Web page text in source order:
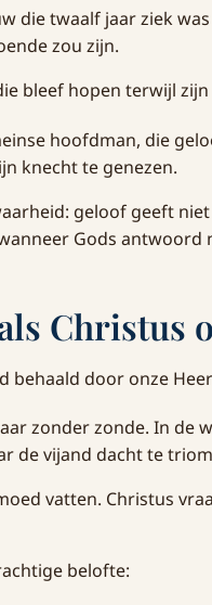
die twaalf jaar ziek
zou zijn.
bleef hopen terwijl
hoofdman, die
knecht te genezen.
geloof geeft
Gods antwoord
Christus
door onze
zonder zonde. In de
de vijand dacht te
vatten. Christus
belofte: